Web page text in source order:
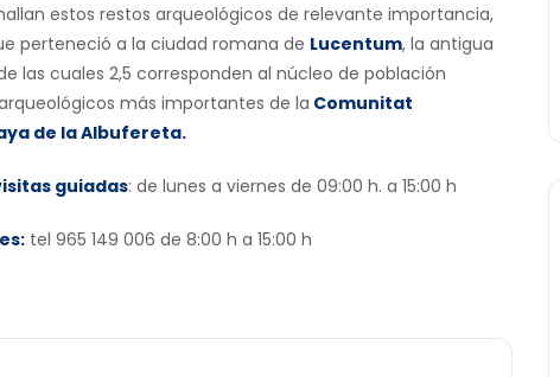
estos restos arqueológicos de relevante importancia,
perteneció a la ciudad romana de Lucentum, la antigua
las cuales 2,5 corresponden al núcleo de población
más importantes de la Comunitat
de la Albufereta.
guiadas: de lunes a viernes de 09:00 h. a 15:00 h
tel 965 149 006 de 8:00 h a 15:00 h